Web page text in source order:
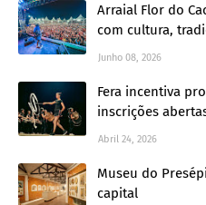
Arraial Flor do
com cultura,
Junho 08, 2026
Fera incentiva
inscrições
Abril 24, 2026
Museu do
capital